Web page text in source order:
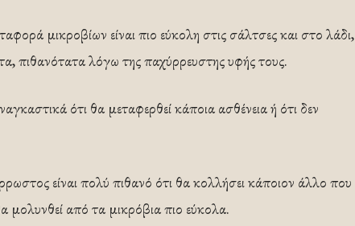
μικροβίων είναι πιο εύκολη στις σάλτσες και στο λάδι,
πιθανότατα λόγω της παχύρρευστης υφής τους.
ότι θα μεταφερθεί κάποια ασθένεια ή ότι δεν
είναι πολύ πιθανό ότι θα κολλήσει κάποιον άλλο που
μολυνθεί από τα μικρόβια πιο εύκολα.